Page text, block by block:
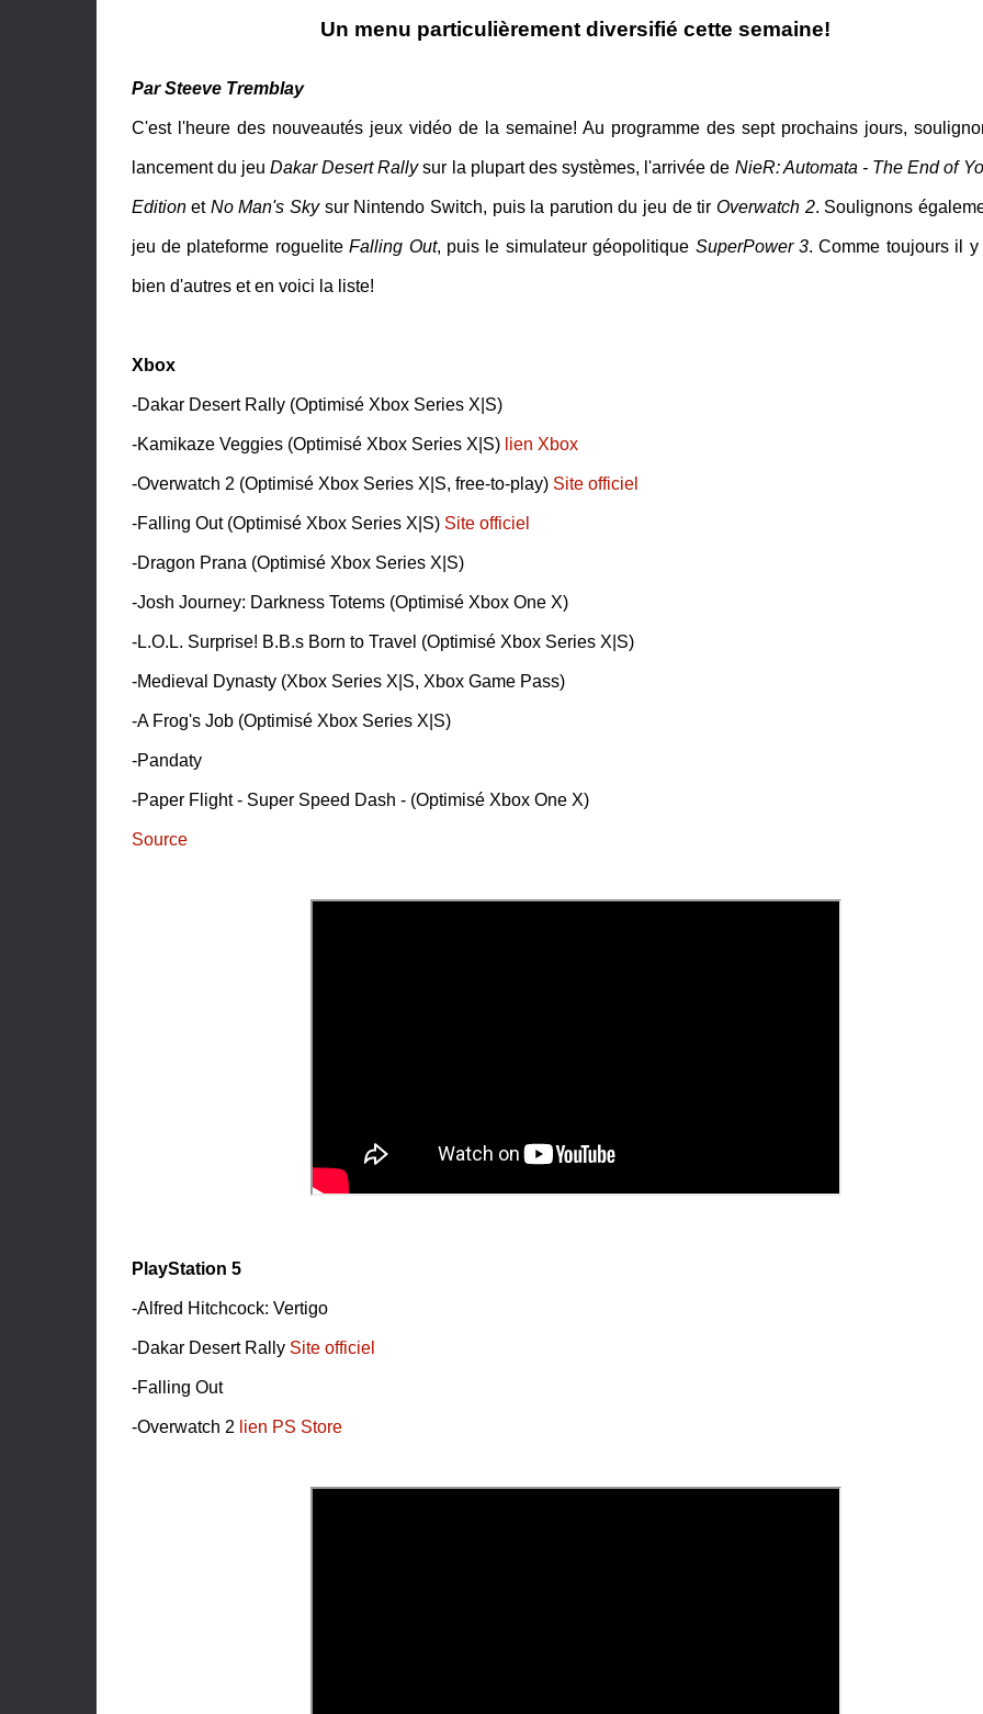
Un menu particulièrement diversifié cette semaine!
Par Steeve Tremblay
C'est l'heure des nouveautés jeux vidéo de la semaine! Au programme des sept prochains jours,
lancement du jeu Dakar Desert Rallysur la plupart des systèmes, l'arrivée de NieR: Automata - The End of
Editionet No Man's Skysur Nintendo Switch, puis la parution du jeu de tir Overwatch 2. Soulignons
jeu de plateforme rogueliteFalling Out, puis le simulateur géopolitique SuperPower 3. Comme toujours il
bien d'autres et en voici la liste!
Xbox
-Dakar Desert Rally (Optimisé Xbox Series X|S)
-Kamikaze Veggies (Optimisé Xbox Series X|S) lien Xbox
-Overwatch 2 (Optimisé Xbox Series X|S, free-to-play) Site officiel
-Falling Out (Optimisé Xbox Series X|S) Site officiel
-Dragon Prana (Optimisé Xbox Series X|S)
-Josh Journey: Darkness Totems (Optimisé Xbox One X)
-L.O.L. Surprise! B.B.s Born to Travel (Optimisé Xbox Series X|S)
-Medieval Dynasty (Xbox Series X|S, Xbox Game Pass)
-A Frog's Job (Optimisé Xbox Series X|S)
-Pandaty
-Paper Flight - Super Speed Dash - (Optimisé Xbox One X)
Source
PlayStation 5
-Alfred Hitchcock: Vertigo
-Dakar Desert Rally Site officiel
-Falling Out
-Overwatch 2 lien PS Store